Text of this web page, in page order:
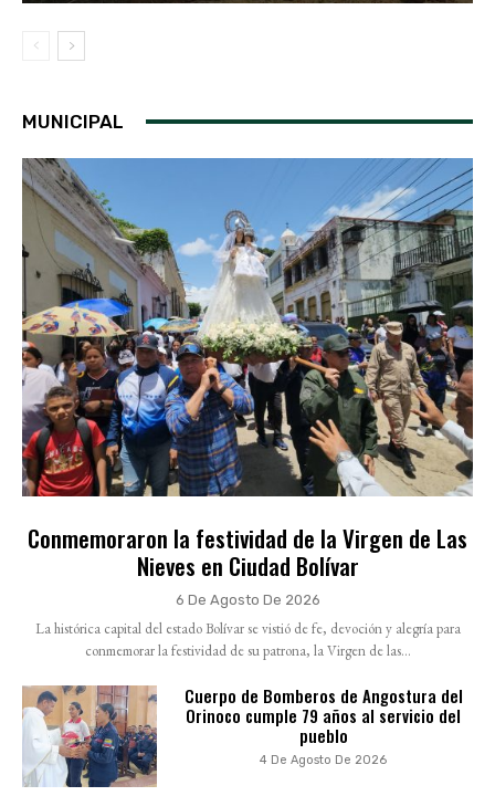
MUNICIPAL
Conmemoraron la festividad de la Virgen de Las
Nieves en Ciudad Bolívar
6 De Agosto De 2026
La histórica capital del estado Bolívar se vistió de fe, devoción y alegría para
conmemorar la festividad de su patrona, la Virgen de las...
Cuerpo de Bomberos de Angostura del
Orinoco cumple 79 años al servicio del
pueblo
4 De Agosto De 2026